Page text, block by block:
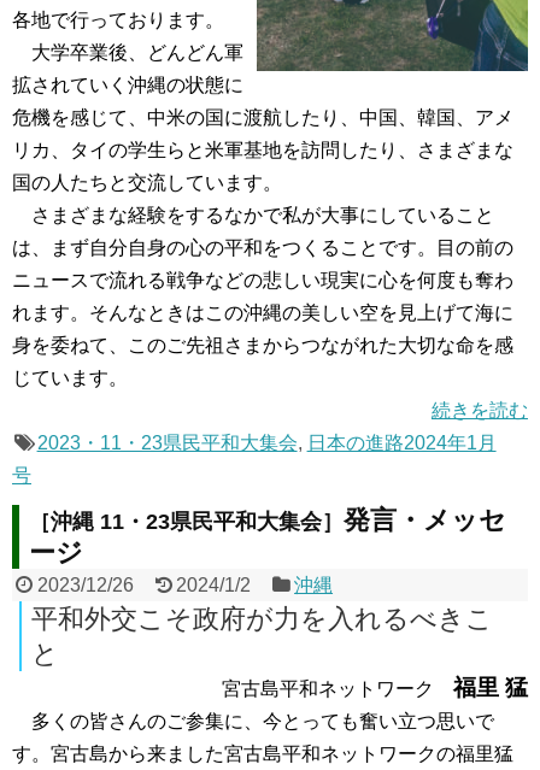
各地で行っております。
大学卒業後、どんどん軍
拡されていく沖縄の状態に
危機を感じて、中米の国に渡航したり、中国、韓国、アメ
リカ、タイの学生らと米軍基地を訪問したり、さまざまな
国の人たちと交流しています。
さまざまな経験をするなかで私が大事にしていること
は、まず自分自身の心の平和をつくることです。目の前の
ニュースで流れる戦争などの悲しい現実に心を何度も奪わ
れます。そんなときはこの沖縄の美しい空を見上げて海に
身を委ねて、このご先祖さまからつながれた大切な命を感
じています。
続きを読む
2023・11・23県民平和大集会, 日本の進路2024年1月
号
［沖縄 11・23県民平和大集会］ 発言・メッセ
ージ
2023/12/26 2024/1/2 沖縄
平和外交こそ政府が力を入れるべきこ
と
宮古島平和ネットワーク福里 猛
多くの皆さんのご参集に、今とっても奮い立つ思いで
す。宮古島から来ました宮古島平和ネットワークの福里猛